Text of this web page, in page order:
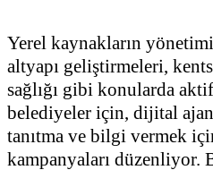
Yerel kaynakların
altyapı geliştirmeleri,
sağlığı gibi konularda
belediyeler için, dijital
tanıtma ve bilgi vermek
kampanyaları düzenliyor.